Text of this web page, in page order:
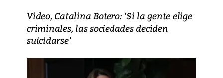
Video, Catalina Botero: ‘Si la gente elige
criminales, las sociedades deciden
suicidarse’